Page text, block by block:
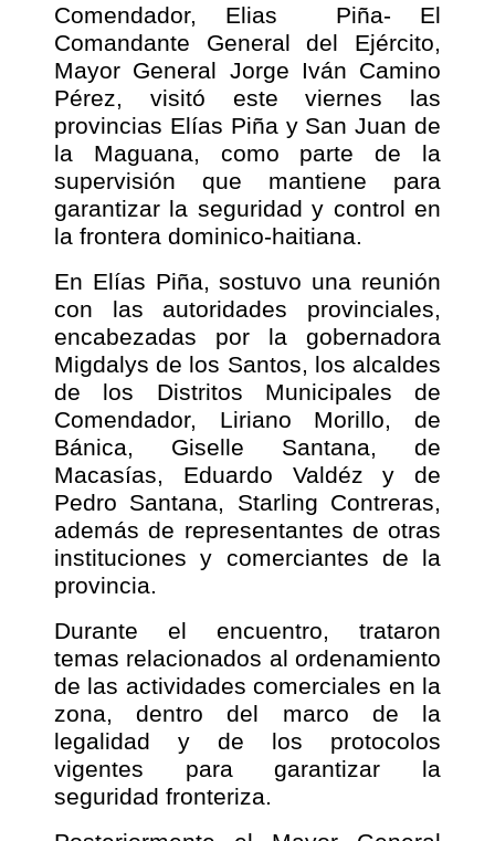
Comendador, Elias
Piña- El
Comandante General del Ejército,
Mayor General Jorge Iván Camino
Pérez, visitó este viernes las
provincias Elías Piña y San Juan de
la Maguana, como parte de la
supervisión que mantiene para
garantizar la seguridad y control en
la frontera dominico-haitiana.
En Elías Piña, sostuvo una reunión
con las autoridades provinciales,
encabezadas por la gobernadora
Migdalys de los Santos, los alcaldes
de los Distritos Municipales de
Comendador, Liriano Morillo, de
Bánica, Giselle Santana, de
Macasías, Eduardo Valdéz y de
Pedro Santana, Starling Contreras,
además de representantes de otras
instituciones y comerciantes de la
provincia.
Durante el encuentro, trataron
temas relacionados al ordenamiento
de las actividades comerciales en la
zona, dentro del marco de la
legalidad y de los protocolos
vigentes para garantizar la
seguridad fronteriza.